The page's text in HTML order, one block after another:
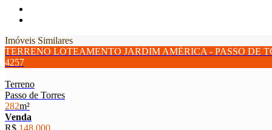
Imóveis Similares
TERRENO LOTEAMENTO JARDIM AMÉRICA - PASSO DE
4257
Terreno
Passo de Torres
282m²
Venda
R$ 148.000